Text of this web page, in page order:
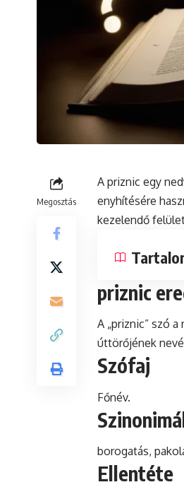
Megosztás
A priznic egy
enyhítésére
kezelendő
priznic
A „priznic” szó a
úttörőjének
Szófaj
Főnév.
borogatás,
Ellentéte